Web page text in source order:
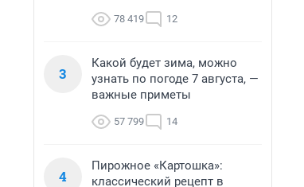
78 419 12
3
Какой будет зима, можно
узнать по погоде 7 августа, —
важные приметы
57 799 14
4
Пирожное «Картошка»:
классический рецепт в